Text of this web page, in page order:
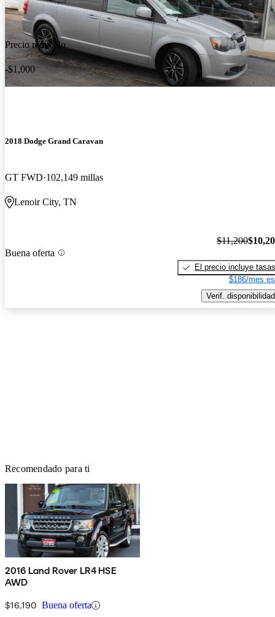
Precio reducido
-$1,000
2018 Dodge Grand Caravan
GT FWD 102,149 millas
Lenoir City, TN
Buena oferta
$11,200
El precio incluye tasas
$186/mes
Verif. disponibilidad
Recomendado para ti
2016 Land Rover LR4 HSE
AWD
$16,190 Buena oferta